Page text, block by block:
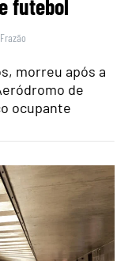
futebol
morreu após a
de
ocupante